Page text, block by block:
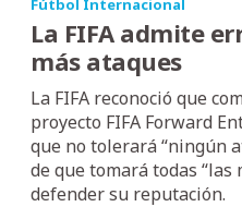
Fútbol Internacional
La FIFA admite
más ataques
La FIFA reconoció que
proyecto FIFA Forward
que no tolerará “ningún
de que tomará todas “las
defender su reputación.